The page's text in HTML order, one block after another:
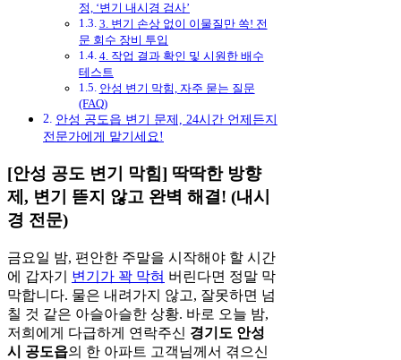
정, ‘변기 내시경 검사’
3. 변기 손상 없이 이물질만 쏙! 전
문 회수 장비 투입
4. 작업 결과 확인 및 시원한 배수
테스트
안성 변기 막힘, 자주 묻는 질문
(FAQ)
안성 공도읍 변기 문제, 24시간 언제든지
전문가에게 맡기세요!
[안성 공도 변기 막힘] 딱딱한 방향
제, 변기 뜯지 않고 완벽 해결! (내시
경 전문)
금요일 밤, 편안한 주말을 시작해야 할 시간
에 갑자기 변기가 꽉 막혀 버린다면 정말 막
막합니다. 물은 내려가지 않고, 잘못하면 넘
칠 것 같은 아슬아슬한 상황. 바로 오늘 밤,
저희에게 다급하게 연락주신 경기도 안성
시 공도읍의 한 아파트 고객님께서 겪으신